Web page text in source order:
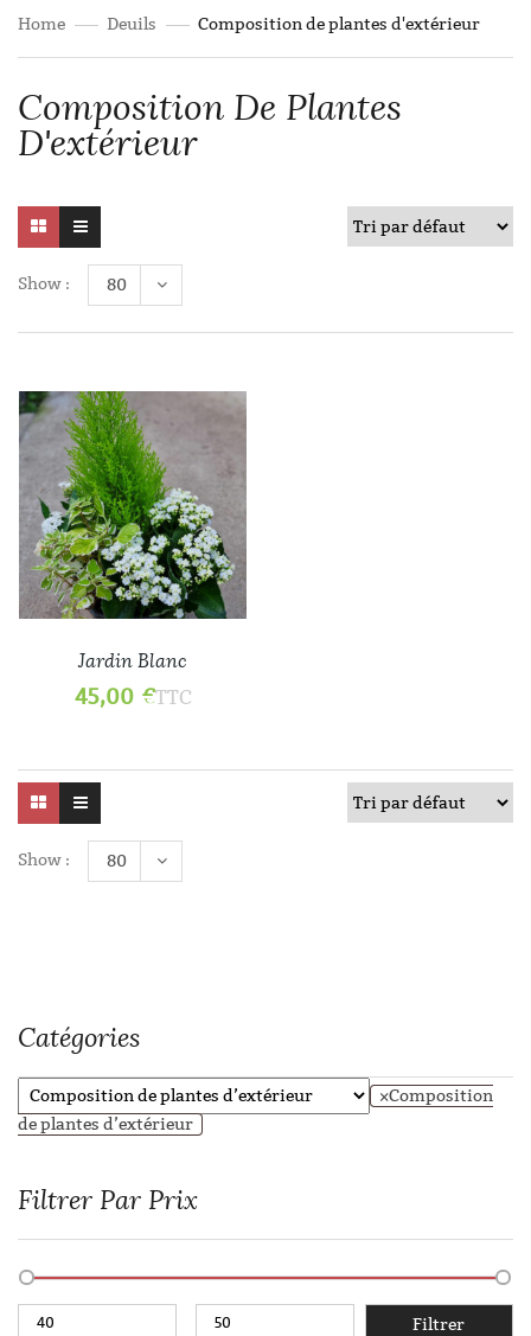
Home Deuils Composition de plantes d'extérieur
Composition De Plantes
D'extérieur
Show : 80
Jardin Blanc
45,00 €TTC
Show : 80
Catégories
×Composition
de plantes d’extérieur
Filtrer Par Prix
Filtrer